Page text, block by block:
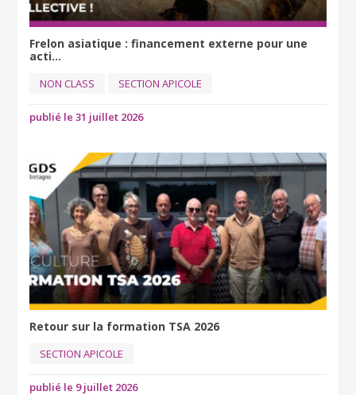
Frelon asiatique : financement externe pour une
acti...
NON CLASS SECTION APICOLE
publié le 31 juillet 2026
Retour sur la formation TSA 2026
SECTION APICOLE
publié le 9 juillet 2026